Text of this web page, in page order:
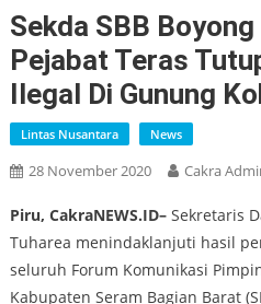
Sekda SBB
Pejabat Teras
Ilegal Di Gunung
Lintas Nusantara News
28 November 2020 Cakra
Piru, CakraNEWS.ID–Sekretaris
Tuharea menindaklanjuti hasil
seluruh Forum Komunikasi
Kabupaten Seram Bagian Barat